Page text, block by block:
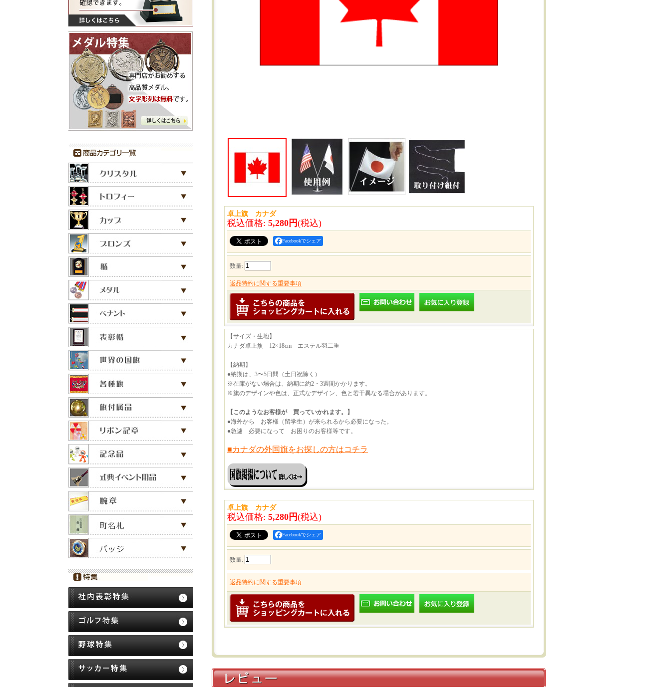
卓上旗 カナダ
税込価格: 5,280円(税込)
Facebookでシェア
数量:
返品特約に関する重要事項
【サイズ・生地】
カナダ卓上旗 12×18cm エステル羽二重
【納期】
●納期は、3〜5日間（土日祝除く）
※在庫がない場合は、納期に約2・3週間かかります。
※旗のデザインや色は、正式なデザイン、色と若干異なる場合があります。
【このようなお客様が 買っていかれます。】
●海外から お客様（留学生）が来られるから必要になった。
●急遽 必要になって お困りのお客様等です。
■カナダの外国旗をお探しの方はコチラ
卓上旗 カナダ
税込価格: 5,280円(税込)
Facebookでシェア
数量:
返品特約に関する重要事項